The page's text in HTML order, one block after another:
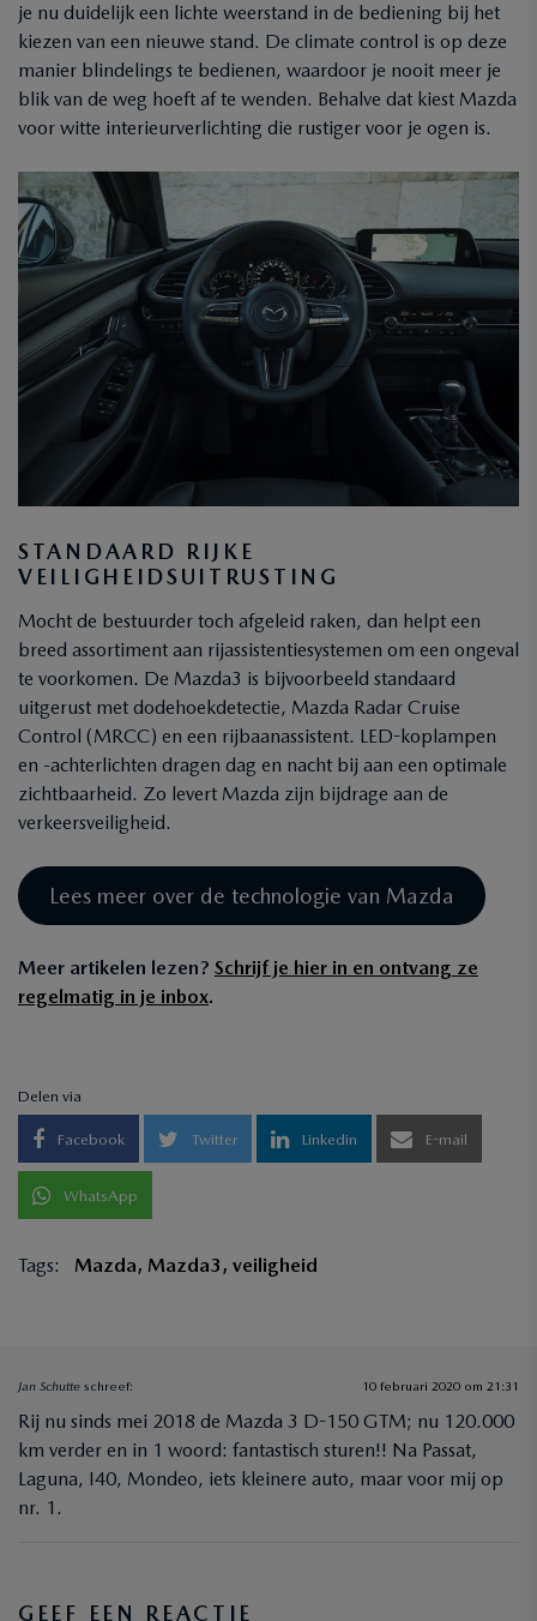
je nu duidelijk een lichte weerstand in de bediening bij het
kiezen van een nieuwe stand. De climate control is op deze
manier blindelings te bedienen, waardoor je nooit meer je
blik van de weg hoeft af te wenden. Behalve dat kiest Mazda
voor witte interieurverlichting die rustiger voor je ogen is.
STANDAARD RIJKE
VEILIGHEIDSUITRUSTING
Mocht de bestuurder toch afgeleid raken, dan helpt een
breed assortiment aan rijassistentiesystemen om een ongeval
te voorkomen. De Mazda3 is bijvoorbeeld standaard
uitgerust met dodehoekdetectie, Mazda Radar Cruise
Control (MRCC) en een rijbaanassistent. LED-koplampen
en -achterlichten dragen dag en nacht bij aan een optimale
zichtbaarheid. Zo levert Mazda zijn bijdrage aan de
verkeersveiligheid.
Lees meer over de technologie van Mazda
Meer artikelen lezen? Schrijf je hier in en ontvang ze
regelmatig in je inbox.
Delen via
Facebook Twitter Linkedin E-mail
WhatsApp
Tags: Mazda, Mazda3, veiligheid
Jan Schutte schreef: 10 februari 2020 om 21:31
Rij nu sinds mei 2018 de Mazda 3 D-150 GTM; nu 120.000
km verder en in 1 woord: fantastisch sturen!! Na Passat,
Laguna, I40, Mondeo, iets kleinere auto, maar voor mij op
nr. 1.
GEEF EEN REACTIE